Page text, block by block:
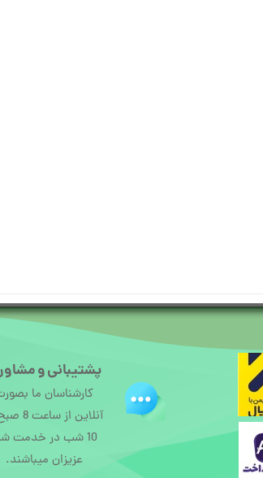
پشتیبانی و
کارشناسان ما
آنلاین از
10 شب در خدمت
عزیزان میباشند.